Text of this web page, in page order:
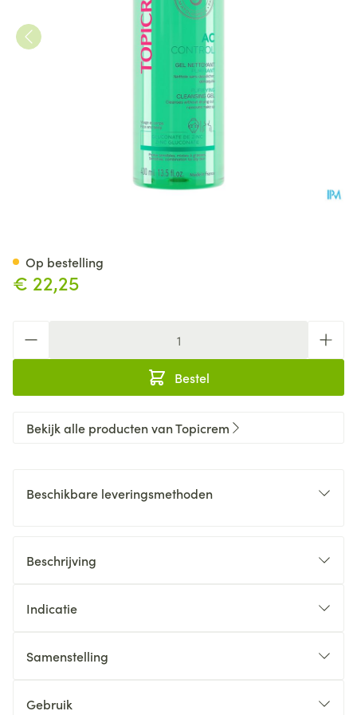
€ 22,25
Bestel
Op bestelling
Bekijk alle producten van Topicrem
Beschikbare leveringsmethoden
Beschrijving
Indicatie
Samenstelling
Gebruik